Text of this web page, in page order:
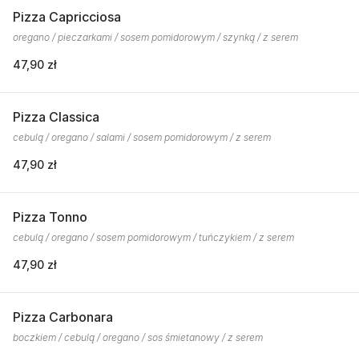
Pizza Capricciosa
oregano / pieczarkami / sosem pomidorowym / szynką / z serem
47,90 zł
Pizza Classica
cebulą / oregano / salami / sosem pomidorowym / z serem
47,90 zł
Pizza Tonno
cebulą / oregano / sosem pomidorowym / tuńczykiem / z serem
47,90 zł
Pizza Carbonara
boczkiem / cebulą / oregano / sos śmietanowy / z serem